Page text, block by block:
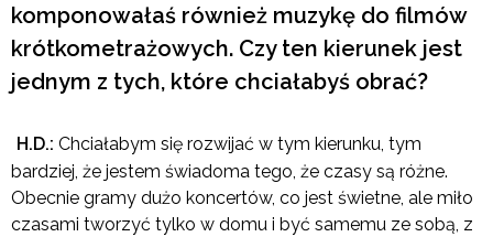
komponowałaś również muzykę do filmów
krótkometrażowych. Czy ten kierunek jest
jednym z tych, które chciałabyś obrać?
H.D.: Chciałabym się rozwijać w tym kierunku, tym
bardziej, że jestem świadoma tego, że czasy są różne.
Obecnie gramy dużo koncertów, co jest świetne, ale miło
czasami tworzyć tylko w domu i być samemu ze sobą, z